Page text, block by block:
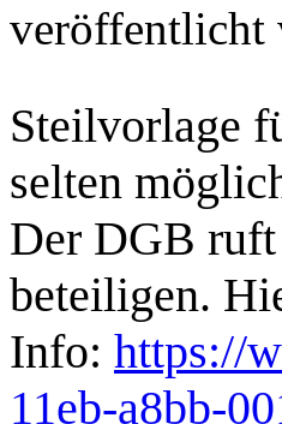
veröffentlicht
Steilvorlage
selten
Der DGB
beteiligen.
Info: https://
11eb-a8bb-